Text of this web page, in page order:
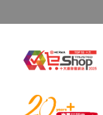
紅血球分佈寬度
紅血球平均紅蛋白
血液白血球
泌尿情況